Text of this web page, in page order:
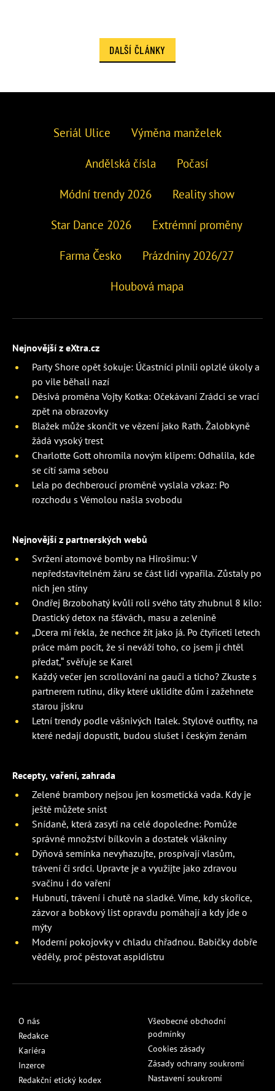
DALŠÍ ČLÁNKY
Seriál Ulice Výměna manželek
Andělská čísla Počasí
Módní trendy 2026 Reality show
Star Dance 2026 Extrémní proměny
Farma Česko Prázdniny 2026/27
Houbová mapa
Nejnovější z eXtra.cz
Party Shore opět šokuje: Účastníci plnili oplzlé úkoly a
po vile běhali nazí
Děsivá proměna Vojty Kotka: Očekávaní Zrádci se vrací
zpět na obrazovky
Blažek může skončit ve vězení jako Rath. Žalobkyně
žádá vysoký trest
Charlotte Gott ohromila novým klipem: Odhalila, kde
se cítí sama sebou
Lela po dechberoucí proměně vyslala vzkaz: Po
rozchodu s Vémolou našla svobodu
Nejnovější z partnerských webů
Svržení atomové bomby na Hirošimu: V
nepředstavitelném žáru se část lidí vypařila. Zůstaly po
nich jen stíny
Ondřej Brzobohatý kvůli roli svého táty zhubnul 8 kilo:
Drastický detox na šťávách, masu a zelenině
„Dcera mi řekla, že nechce žít jako já. Po čtyřiceti letech
práce mám pocit, že si neváží toho, co jsem jí chtěl
předat,“ svěřuje se Karel
Každý večer jen scrollování na gauči a ticho? Zkuste s
partnerem rutinu, díky které uklidíte dům i zažehnete
starou jiskru
Letní trendy podle vášnivých Italek. Stylové outfity, na
které nedají dopustit, budou slušet i českým ženám
Recepty, vaření, zahrada
Zelené brambory nejsou jen kosmetická vada. Kdy je
ještě můžete sníst
Snídaně, která zasytí na celé dopoledne: Pomůže
správné množství bílkovin a dostatek vlákniny
Dýňová semínka nevyhazujte, prospívají vlasům,
trávení či srdci. Upravte je a využijte jako zdravou
svačinu i do vaření
Hubnutí, trávení i chutě na sladké. Víme, kdy skořice,
zázvor a bobkový list opravdu pomáhají a kdy jde o
mýty
Moderní pokojovky v chladu chřadnou. Babičky dobře
věděly, proč pěstovat aspidistru
O nás
Redakce
Kariéra
Inzerce
Redakční etický kodex
Všeobecné obchodní
podmínky
Cookies zásady
Zásady ochrany soukromí
Nastavení soukromí